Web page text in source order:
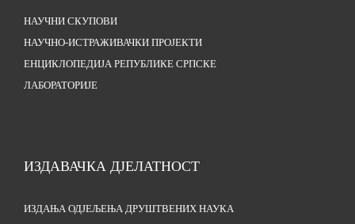
НАУЧНИ СКУПОВИ
НАУЧНО-ИСТРАЖИВАЧКИ ПРОЈЕКТИ
ЕНЦИКЛОПЕДИЈА РЕПУБЛИКЕ СРПСКЕ
ЛАБОРАТОРИЈЕ
ИЗДАВАЧКА ДЈЕЛАТНОСТ
ИЗДАЊА ОДЈЕЉЕЊА ДРУШТВЕНИХ НАУКА